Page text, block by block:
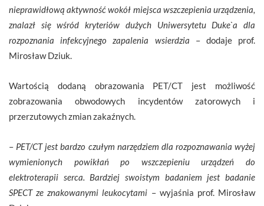
nieprawidłową aktywność wokół miejsca wszczepienia urządzenia,
znalazł się wśród kryteriów dużych Uniwersytetu Duke`a dla
rozpoznania infekcyjnego zapalenia wsierdzia – dodaje prof.
Mirosław Dziuk.
Wartością dodaną obrazowania PET/CT jest możliwość
zobrazowania obwodowych incydentów zatorowych i
przerzutowych zmian zakaźnych.
– PET/CT jest bardzo czułym narzędziem dla rozpoznawania wyżej
wymienionych powikłań po wszczepieniu urządzeń do
elektroterapii serca. Bardziej swoistym badaniem jest badanie
SPECT ze znakowanymi leukocytami – wyjaśnia prof. Mirosław